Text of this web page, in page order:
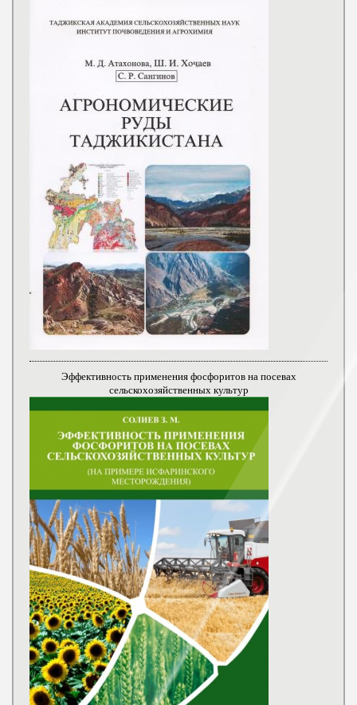
Эффективность применения фосфоритов на посевах
сельскохозяйственных культур